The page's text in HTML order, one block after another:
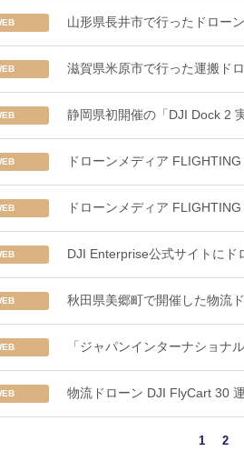
山形県長井市で行ったドロー
滋賀県米原市で行った運搬ド
静岡県初開催の「DJI Dock 2
ドローンメディア
ドローンメディア
DJI Enterprise公式サイトにド
秋田県美郷町で開催した物流
「ジャパンインターナショナ
物流ドローン DJI FlyCart 30
1 2